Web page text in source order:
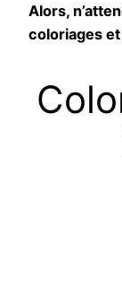
Alors,
coloriages